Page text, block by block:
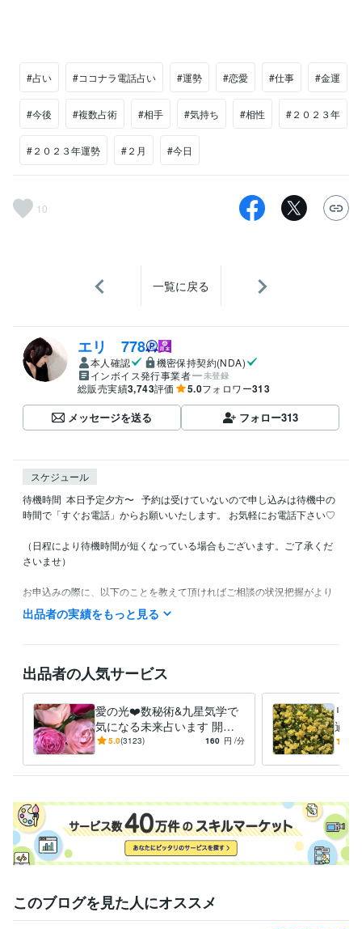
#占い #ココナラ電話占い #運勢 #恋愛 #仕事 #金運
#今後 #複数占術 #相手 #気持ち #相性 #２０２３年
#２０２３年運勢 #２月 #今日
10
一覧に戻る
エリ 778
本人確認
機密保持契約(NDA)
インボイス発行事業者
未登録
総販売実績3,743評価 5.0フォロワー313
メッセージを送る フォロー313
スケジュール
待機時間  本日予定夕方〜   予約は受けていないので申し込みは待機中の
時間で「すぐお電話」からお願いいたします。 お気軽にお電話下さい♡
（日程により待機時間が短くなっている場合もございます。ご了承くだ
さいませ）
お申込みの際に、以下のことを教えて頂ければご相談の状況把握がより
スムーズとなります。
（お電話後でもOKです）
・恋愛や対人関係で占ってほしい方がいる場合は
お相手のお誕生日(西暦)
経験職種
ライフスタイル・その他 / 占い師 経験年数 : 7年
資格・検定
環境社会検定 取得年 : 2009年
得意分野
占い スピリチュアル・数秘・九星気学・四柱推命 複数占術
占い 電話占い 仕事 ヒーリング 運勢
出品者の実績をもっと見る
出品者の人気サービス
愛の光❤️数秘術&九星気学で
気になる未来占います 開運❤
【恋愛・相手の気持ち・仕
5.0(3123) 160 円 /分
リ
過去
いた
このブログを見た人にオススメ